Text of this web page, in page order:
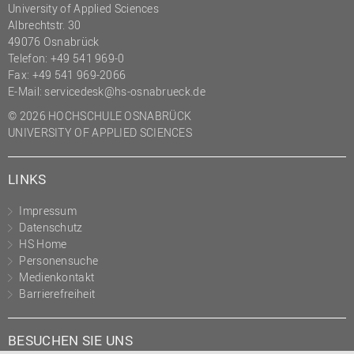
(PMO)
Prozessmanagement
Recht
Science to Business GmbH
Studierendensekretariat
Transfer- und
Innovationsmanagement
University of Applied Sciences
Albrechtstr. 30
49076 Osnabrück
Telefon: +49 541 969-0
Fax: +49 541 969-2066
E-Mail: servicedesk@hs-osnabrueck.de
© 2026 HOCHSCHULE OSNABRÜCK
UNIVERSITY OF APPLIED SCIENCES
LINKS
Impressum
Datenschutz
HS Home
Personensuche
Medienkontakt
Barrierefreiheit
BESUCHEN SIE UNS